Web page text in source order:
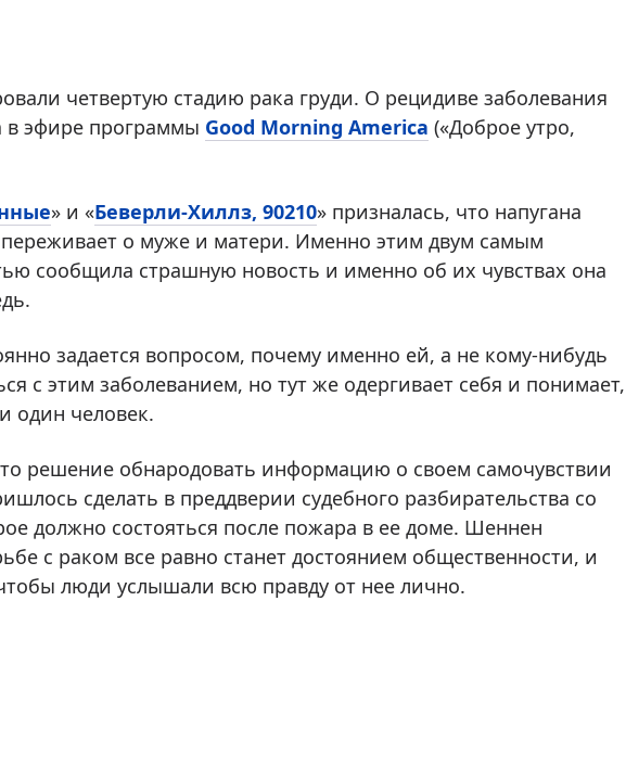
четвертую стадию рака груди. О рецидиве заболевания
в эфире программы Good Morning America («Доброе утро,
» и «Беверли-Хиллз, 90210» призналась, что напугана
о муже и матери. Именно этим двум самым
сообщила страшную новость и именно об их чувствах она
задается вопросом, почему именно ей, а не кому-нибудь
с этим заболеванием, но тут же одергивает себя и понимает,
один человек.
решение обнародовать информацию о своем самочувствии
сделать в преддверии судебного разбирательства со
должно состояться после пожара в ее доме. Шеннен
с раком все равно станет достоянием общественности, и
люди услышали всю правду от нее лично.